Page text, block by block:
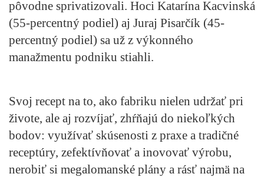
pôvodne sprivatizovali. Hoci Katarína Kacvinská
(55-percentný podiel) aj Juraj Pisarčík (45-
percentný podiel) sa už z výkonného
manažmentu podniku stiahli.
Svoj recept na to, ako fabriku nielen udržať pri
živote, ale aj rozvíjať, zhŕňajú do niekoľkých
bodov: využívať skúsenosti z praxe a tradičné
receptúry, zefektívňovať a inovovať výrobu,
nerobiť si megalomanské plány a rásť najmä na